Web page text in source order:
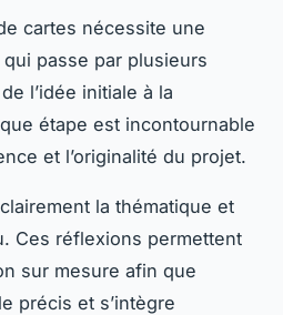
cartes nécessite une
passe par plusieurs
l’idée initiale à la
étape est incontournable
et l’originalité du projet.
la thématique et
Ces réflexions permettent
sur mesure afin que
précis et s’intègre